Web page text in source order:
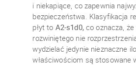
i niekapiące, co zapewnia
bezpieczeństwa. Klasyfikacja
płyt to A2-s1d0, co oznacza,
rozwiniętego nie
wydzielać jedynie nieznaczne
właściwościom są stosowane